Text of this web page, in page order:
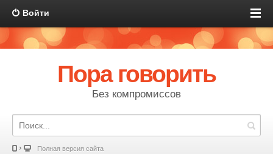
Войти
Пора говорить
Без компромиссов
Полная версия сайта